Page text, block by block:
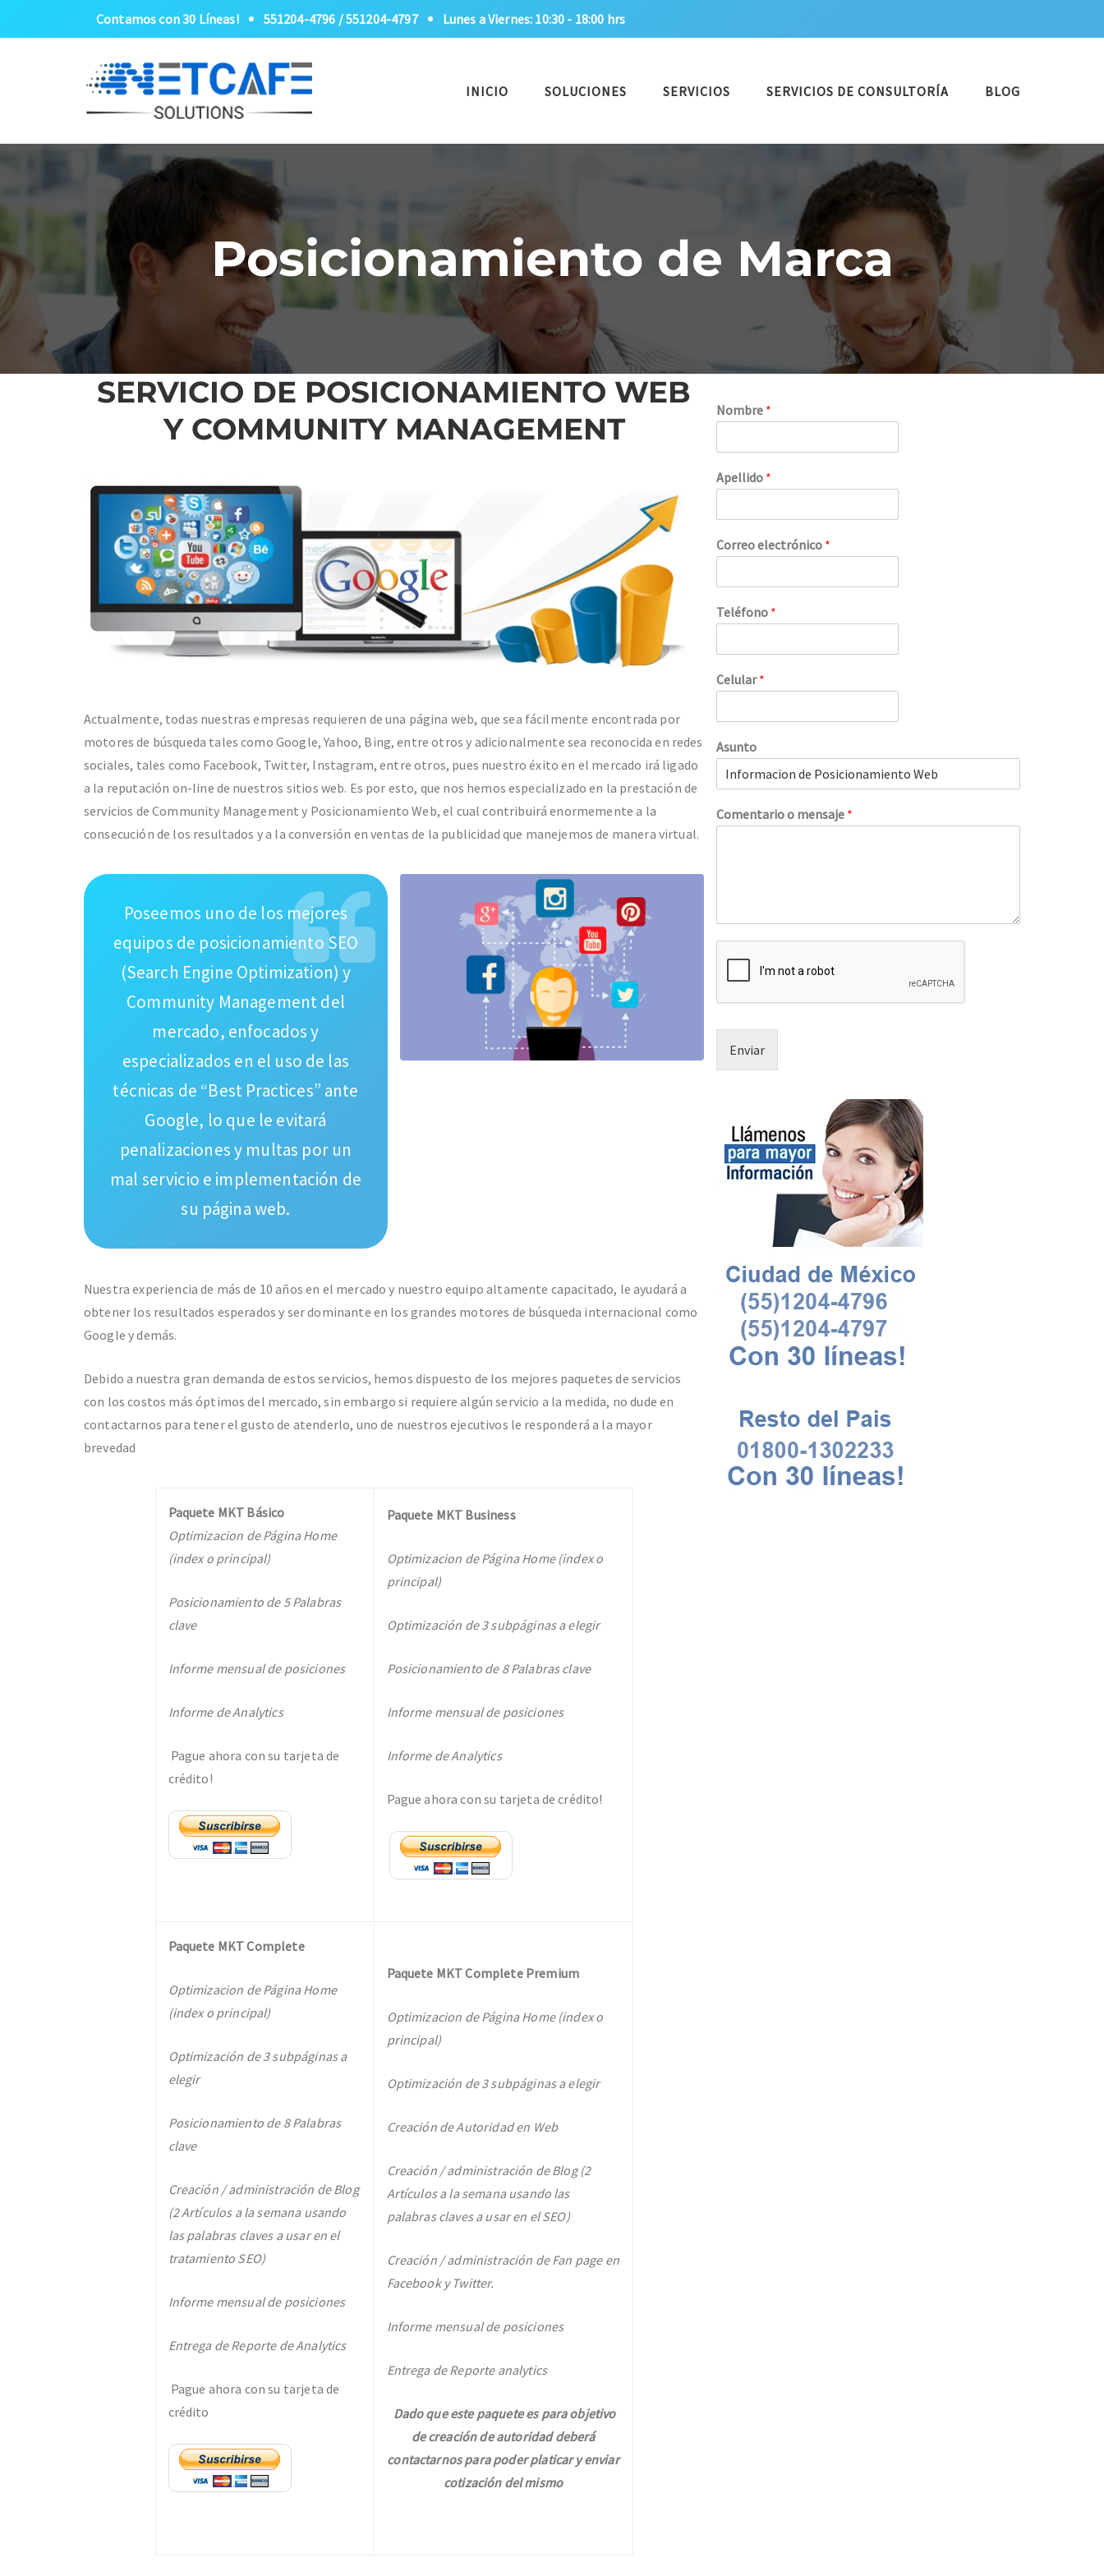
Contamos con 30 Líneas! 551204-4796 / 551204-4797 Lunes a Viernes: 10:30 - 18:00 hrs
INICIO SOLUCIONES SERVICIOS SERVICIOS DE CONSULTORÍA BLOG
Posicionamiento de Marca
SERVICIO DE POSICIONAMIENTO WEB
Y COMMUNITY MANAGEMENT
Actualmente, todas nuestras empresas requieren de una página web, que sea fácilmente encontrada por
motores de búsqueda tales como Google, Yahoo, Bing, entre otros y adicionalmente sea reconocida en redes
sociales, tales como Facebook, Twitter, Instagram, entre otros, pues nuestro éxito en el mercado irá ligado
a la reputación on-line de nuestros sitios web. Es por esto, que nos hemos especializado en la prestación de
servicios de Community Management y Posicionamiento Web, el cual contribuirá enormemente a la
consecución de los resultados y a la conversión en ventas de la publicidad que manejemos de manera virtual.
Poseemos uno de los mejores
equipos de posicionamiento SEO
(Search Engine Optimization) y
Community Management del
mercado, enfocados y
especializados en el uso de las
técnicas de “Best Practices” ante
Google, lo que le evitará
penalizaciones y multas por un
mal servicio e implementación de
su página web.
Nuestra experiencia de más de 10 años en el mercado y nuestro equipo altamente capacitado, le ayudará a
obtener los resultados esperados y ser dominante en los grandes motores de búsqueda internacional como
Google y demás.
Debido a nuestra gran demanda de estos servicios, hemos dispuesto de los mejores paquetes de servicios
con los costos más óptimos del mercado, sin embargo si requiere algún servicio a la medida, no dude en
contactarnos para tener el gusto de atenderlo, uno de nuestros ejecutivos le responderá a la mayor
brevedad
Paquete MKT Básico
Optimizacion de Página Home
(index o principal)
Posicionamiento de 5 Palabras
clave
Informe mensual de posiciones
Informe de Analytics
Pague ahora con su tarjeta de
crédito!
Paquete MKT Business
Optimizacion de Página Home (index o
principal)
Optimización de 3 subpáginas a elegir
Posicionamiento de 8 Palabras clave
Informe mensual de posiciones
Informe de Analytics
Pague ahora con su tarjeta de crédito!
Paquete MKT Complete
Optimizacion de Página Home
(index o principal)
Optimización de 3 subpáginas a
elegir
Posicionamiento de 8 Palabras
clave
Creación / administración de Blog
(2 Artículos a la semana usando
las palabras claves a usar en el
tratamiento SEO)
Informe mensual de posiciones
Entrega de Reporte de Analytics
Pague ahora con su tarjeta de
crédito
Paquete MKT Complete Premium
Optimizacion de Página Home (index o
principal)
Optimización de 3 subpáginas a elegir
Creación de Autoridad en Web
Creación / administración de Blog (2
Artículos a la semana usando las
palabras claves a usar en el SEO)
Creación / administración de Fan page en
Facebook y Twitter.
Informe mensual de posiciones
Entrega de Reporte analytics
Dado que este paquete es para objetivo
de creación de autoridad deberá
contactarnos para poder platicar y enviar
cotización del mismo
Nombre *
Apellido *
Correo electrónico *
Teléfono *
Celular*
Asunto
Comentario o mensaje *
Enviar